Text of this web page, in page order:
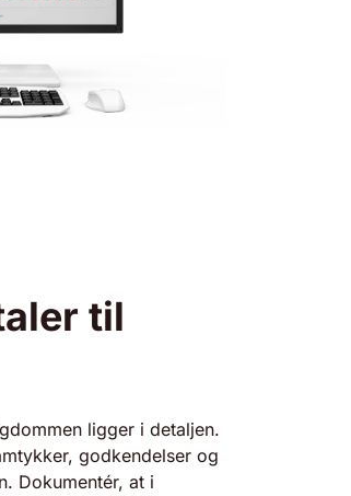
til
ligger i detaljen.
godkendelser og
Dokumentér, at i